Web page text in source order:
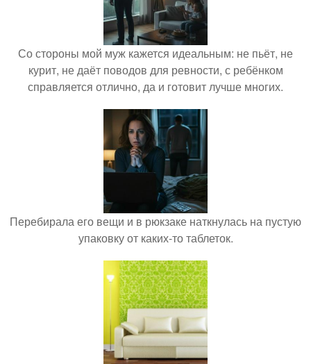
Со стороны мой муж кажется идеальным: не пьёт, не
курит, не даёт поводов для ревности, с ребёнком
справляется отлично, да и готовит лучше многих.
Перебирала его вещи и в рюкзаке наткнулась на пустую
упаковку от каких-то таблеток.